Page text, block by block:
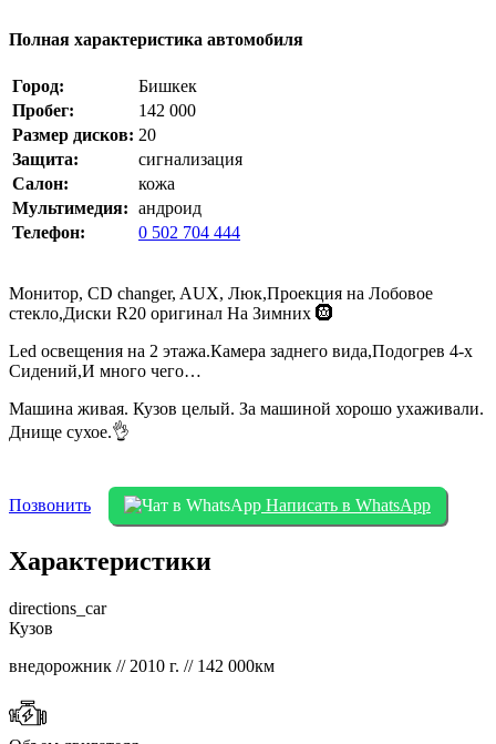
Полная характеристика автомобиля
Город:
Бишкек
Пробег:
142 000
Размер дисков: 20
Защита:
сигнализация
Салон:
кожа
Мультимедия: андроид
Телефон:
0 502 704 444
Монитор, CD changer, AUX, Люк,Проекция на Лобовое
стекло,Диски R20 оригинал На Зимних 🛞
Led освещения на 2 этажа.Камера заднего вида,Подогрев 4-х
Сидений,И много чего…
Машина живая. Кузов целый. За машиной хорошо ухаживали.
Днище сухое.👌
Позвонить Написать в WhatsApp
Характеристики
directions_car
Кузов
внедорожник // 2010 г. // 142 000км